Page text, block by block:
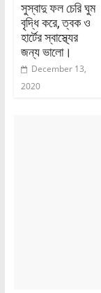
সুস্বাদু ফল চেরি ঘুম
বৃদ্ধি করে, ত্বক ও
হার্টের স্বাস্থ্যের
জন্য ভালো।
December 13,
2020